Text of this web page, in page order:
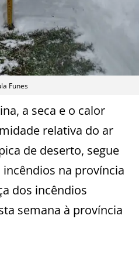
Funes
a seca e o calor
relativa do ar
de deserto, segue
na província
dos incêndios
semana à província